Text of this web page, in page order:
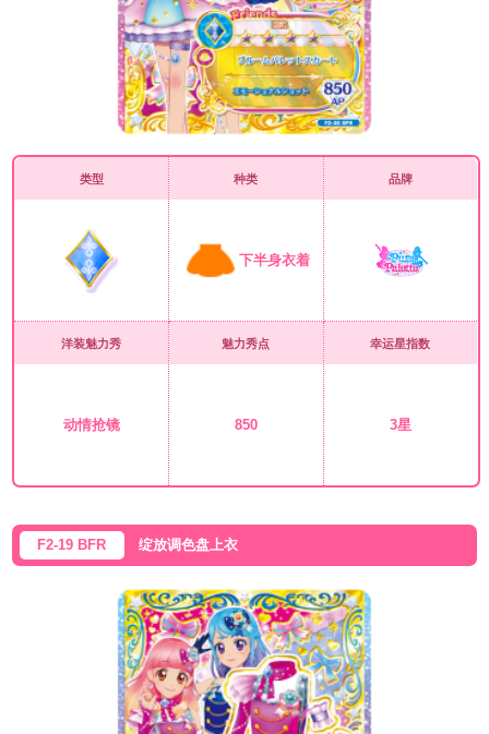
类型 种类
下半身衣着
品牌
洋装魅力秀
动情抢镜
魅力秀点
850
幸运星指数
3星
F2-19 BFR 绽放调色盘上衣